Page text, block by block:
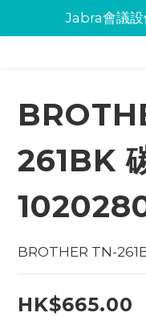
Jabra會議
Jabra會議
環
261BK
BROTHER TN-
HK$665.00